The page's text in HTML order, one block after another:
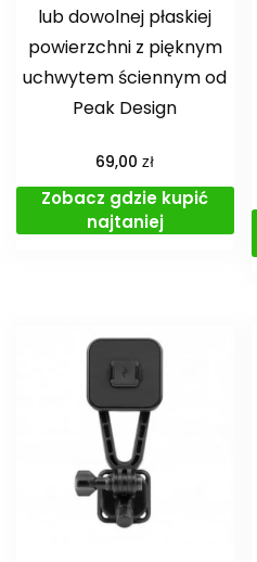
lub dowolnej płaskiej
powierzchni z pięknym
uchwytem ściennym od
Peak Design
69,00zł
Zobacz gdzie kupić
najtaniej